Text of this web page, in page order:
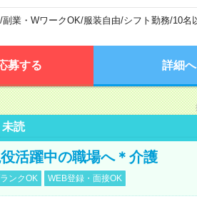
/副業・WワークOK/服装自由/シフト勤務/10名
募する 詳細へ
未読
活躍中の職場へ＊介護
ンクOK WEB登録・面接OK